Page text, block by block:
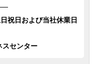
祝日および当社休業日
スセンター